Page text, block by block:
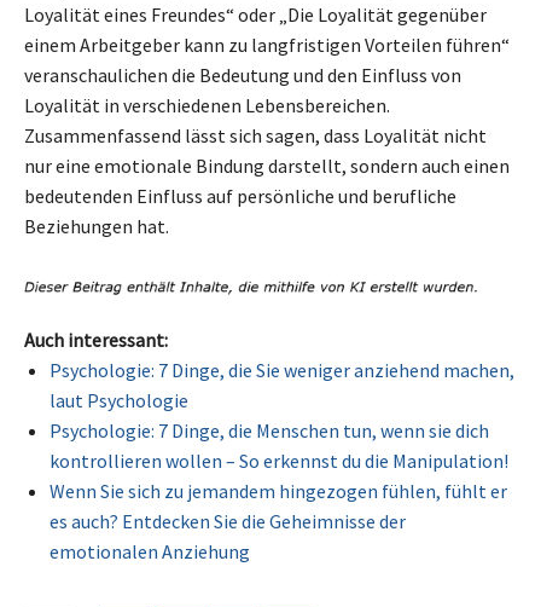
Loyalität eines Freundes“ oder „Die Loyalität gegenüber
einem Arbeitgeber kann zu langfristigen Vorteilen führen“
veranschaulichen die Bedeutung und den Einfluss von
Loyalität in verschiedenen Lebensbereichen.
Zusammenfassend lässt sich sagen, dass Loyalität nicht
nur eine emotionale Bindung darstellt, sondern auch einen
bedeutenden Einfluss auf persönliche und berufliche
Beziehungen hat.
Auch interessant:
Psychologie: 7 Dinge, die Sie weniger anziehend machen,
laut Psychologie
Psychologie: 7 Dinge, die Menschen tun, wenn sie dich
kontrollieren wollen – So erkennst du die Manipulation!
Wenn Sie sich zu jemandem hingezogen fühlen, fühlt er
es auch? Entdecken Sie die Geheimnisse der
emotionalen Anziehung